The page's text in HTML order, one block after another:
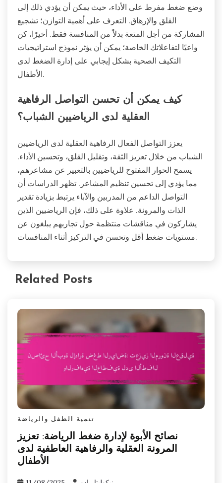
وضع ضغط مفرط على الأداء، حيث يمكن أن يؤدي ذلك إلى
القلق والإرهاق. التعرف على أهمية التوازن؛ تشجيع
المشاركة من أجل المتعة بدلاً من المنافسة فقط. أخيرًا، كن
واعيًا لتفاعلاتك الخاصة؛ يمكن أن يؤثر نموذج استراتيجيات
التكيف الصحية بشكل إيجابي على إدارة الضغط لدى
الأطفال.
كيف يمكن أن تحسن التواصل الرفاهية
العقلية لدى الرياضيين الشباب؟
يعزز التواصل الفعال الرفاهية العقلية لدى الرياضيين
الشباب من خلال تعزيز الثقة، وتقليل القلق، وتحسين الأداء.
يسمح الحوار المفتوح للرياضيين بالتعبير عن مشاعرهم،
مما يؤدي إلى تحسين تنظيم المشاعر. تظهر الدراسات أن
التواصل الداعم من المدربين والآباء يرتبط بزيادة تقدير
الذات والمرونة. علاوة على ذلك، فإن الرياضيين الذين
يشاركون في مناقشات منتظمة حول تجاربهم يبلغون عن
مستويات ضغط أقل وتحسن في التركيز أثناء المنافسات.
Related Posts
تنمية الطفل والرياضة
نصائح الأبوة لإدارة ضغط الرياضة: تعزيز
المرونة العقلية والرفاهية العاطفية لدى
الأطفال